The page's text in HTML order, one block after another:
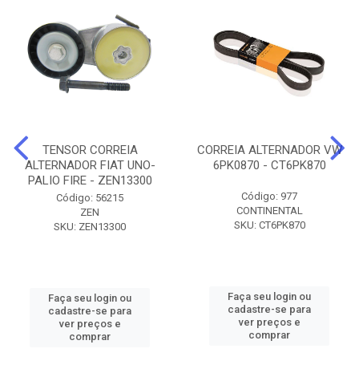
TENSOR CORREIA
ALTERNADOR FIAT UNO-
PALIO FIRE - ZEN13300
Código: 56215
ZEN
SKU: ZEN13300
Faça seu login ou
cadastre-se para
ver preços e
comprar
CORREIA ALTERNADOR VW
6PK0870 - CT6PK870
Código: 977
CONTINENTAL
SKU: CT6PK870
Faça seu login ou
cadastre-se para
ver preços e
comprar